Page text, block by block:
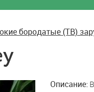
бородатые (TB)
Описание: